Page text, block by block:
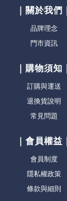
｜關於我們｜
品牌理念
門市資訊
｜購物須知｜
訂購與運送
退換貨說明
常見問題
｜會員權益｜
會員制度
隱私權政策
條款與細則